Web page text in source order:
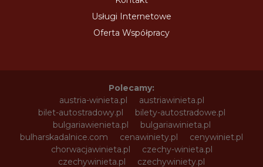
Usługi Internetowe
Oferta Współpracy
Polecamy:
austria-winieta.pl
austriawinieta.pl
bilet-autostradowy.pl
bilety-autostradowe.pl
bulgariawienieta.pl
bulgariawinieta.pl
bulharskadalnice.com
cenawiniety.pl
cenywiniet.pl
chorwacjawinieta.pl
czechy-winieta.pl
czechywinieta.pl
czechywiniety.pl